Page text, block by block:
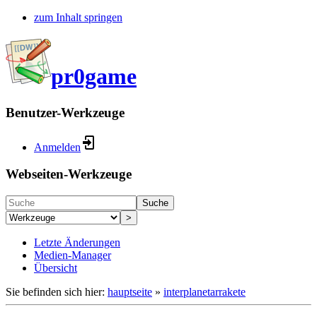
zum Inhalt springen
pr0game
Benutzer-Werkzeuge
Anmelden
Webseiten-Werkzeuge
Suche
>
Letzte Änderungen
Medien-Manager
Übersicht
Sie befinden sich hier: hauptseite » interplanetarrakete